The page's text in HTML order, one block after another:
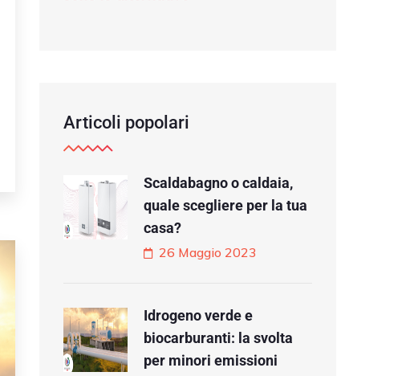
Articoli popolari
Scaldabagno o caldaia,
quale scegliere per la tua
casa?
26 Maggio 2023
Idrogeno verde e
biocarburanti: la svolta
per minori emissioni